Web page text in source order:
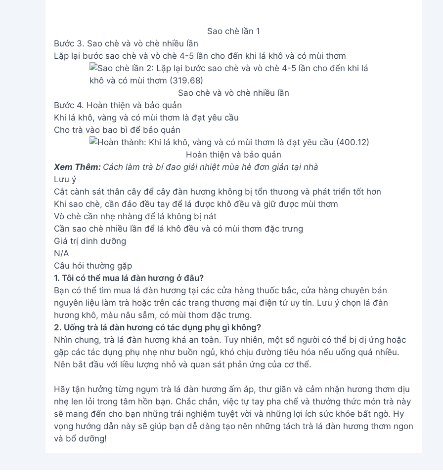
Khi lá khô, vàng và có mùi thơm là đạt yêu cầu
Cho trà vào bao bì để bảo quản
Hoàn thiện và bảo quản
Xem Thêm:Cách làm trà bí đao giải nhiệt mùa hè đơn giản tại nhà
Cắt cành sát thân cây để cây đàn hương không bị tổn thương và phát triển tốt hơn
Khi sao chè, cần đảo đều tay để lá được khô đều và giữ được mùi thơm
Vò chè cần nhẹ nhàng để lá không bị nát
Cần sao chè nhiều lần để lá khô đều và có mùi thơm đặc trưng
N/A
Câu hỏi thường gặp
1. Tôi có thể mua lá đàn hương ở đâu?
Bạn có thể tìm mua lá đàn hương tại các cửa hàng thuốc bắc, cửa hàng chuyên bán
nguyên liệu làm trà hoặc trên các trang thương mại điện tử uy tín. Lưu ý chọn lá đàn
hương khô, màu nâu sẫm, có mùi thơm đặc trưng.
2. Uống trà lá đàn hương có tác dụng phụ gì không?
Nhìn chung, trà lá đàn hương khá an toàn. Tuy nhiên, một số người có thể bị dị ứng hoặc
gặp các tác dụng phụ nhẹ như buồn ngủ, khó chịu đường tiêu hóa nếu uống quá nhiều.
Nên bắt đầu với liều lượng nhỏ và quan sát phản ứng của cơ thể.
Hãy tận hưởng từng ngụm trà lá đàn hương ấm áp, thư giãn và cảm nhận hương thơm dịu
nhẹ len lỏi trong tâm hồn bạn. Chắc chắn, việc tự tay pha chế và thưởng thức món trà này
sẽ mang đến cho bạn những trải nghiệm tuyệt vời và những lợi ích sức khỏe bất ngờ. Hy
vọng hướng dẫn này sẽ giúp bạn dễ dàng tạo nên những tách trà lá đàn hương thơm ngon
và bổ dưỡng!
THÔNG TIN
Giới Thiệu